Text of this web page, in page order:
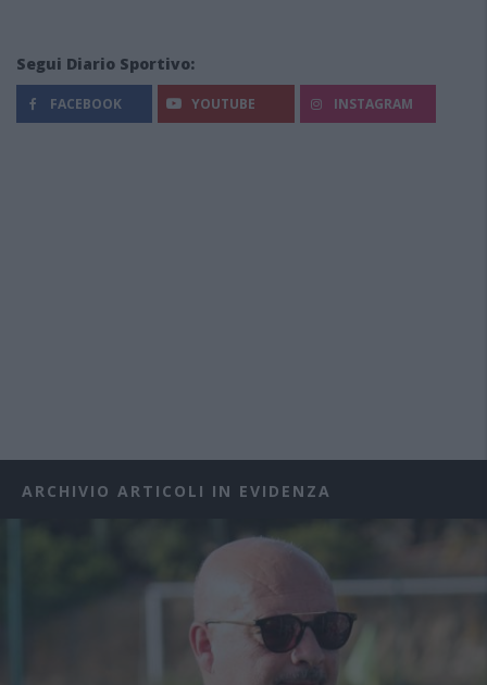
Segui Diario Sportivo:
FACEBOOK YOUTUBE INSTAGRAM
ARCHIVIO ARTICOLI IN EVIDENZA